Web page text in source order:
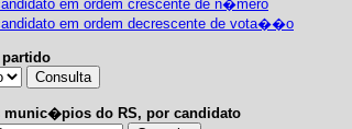
em ordem crescente de n�mero
em ordem decrescente de vota��o
munic�pios do RS, por candidato